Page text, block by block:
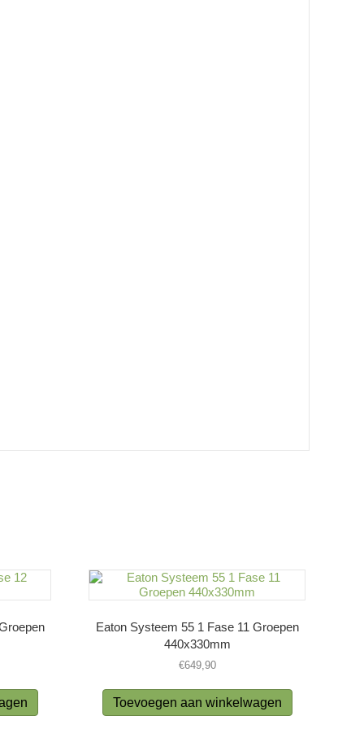
Eaton Systeem 55 1 Fase 11 Groepen
440x330mm
€649,90
Toevoegen aan winkelwagen